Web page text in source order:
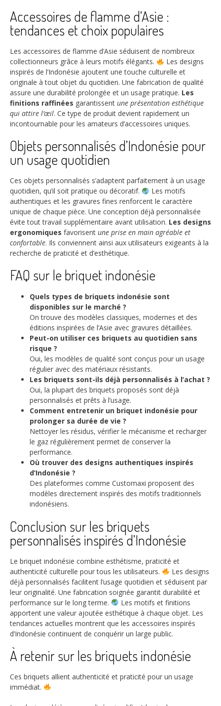
Accessoires de flamme d’Asie :
tendances et choix populaires
Les accessoires de flamme d’Asie séduisent de nombreux
collectionneurs grâce à leurs motifs élégants.
Les designs
inspirés de l’Indonésie ajoutent une touche culturelle et
originale à tout objet du quotidien. Une fabrication de qualité
assure une durabilité prolongée et un usage pratique. Les
finitions raffinées garantissent une présentation esthétique
qui attire l’œil. Ce type de produit devient rapidement un
incontournable pour les amateurs d’accessoires uniques.
Objets personnalisés d’Indonésie pour
un usage quotidien
Ces objets personnalisés s’adaptent parfaitement à un usage
quotidien, qu’il soit pratique ou décoratif.
Les motifs
authentiques et les gravures fines renforcent le caractère
unique de chaque pièce. Une conception déjà personnalisée
évite tout travail supplémentaire avant utilisation. Les designs
ergonomiques favorisent une prise en main agréable et
confortable. Ils conviennent ainsi aux utilisateurs exigeants à la
recherche de praticité et d’esthétique.
FAQ sur le briquet indonésie
Quels types de briquets indonésie sont
disponibles sur le marché ?
On trouve des modèles classiques, modernes et des
éditions inspirées de l’Asie avec gravures détaillées.
Peut-on utiliser ces briquets au quotidien sans
risque ?
Oui, les modèles de qualité sont conçus pour un usage
régulier avec des matériaux résistants.
Les briquets sont-ils déjà personnalisés à l’achat ?
Oui, la plupart des briquets proposés sont déjà
personnalisés et prêts à l’usage.
Comment entretenir un briquet indonésie pour
prolonger sa durée de vie ?
Nettoyer les résidus, vérifier le mécanisme et recharger
le gaz régulièrement permet de conserver la
performance.
Où trouver des designs authentiques inspirés
d’Indonésie ?
Des plateformes comme Customaxi proposent des
modèles directement inspirés des motifs traditionnels
indonésiens.
Conclusion sur les briquets
personnalisés inspirés d’Indonésie
Le briquet indonésie combine esthétisme, praticité et
authenticité culturelle pour tous les utilisateurs.
Les designs
déjà personnalisés facilitent l’usage quotidien et séduisent par
leur originalité. Une fabrication soignée garantit durabilité et
performance sur le long terme.
Les motifs et finitions
apportent une valeur ajoutée esthétique à chaque objet. Les
tendances actuelles montrent que les accessoires inspirés
d’Indonésie continuent de conquérir un large public.
À retenir sur les briquets indonésie
Ces briquets allient authenticité et praticité pour un usage
immédiat.